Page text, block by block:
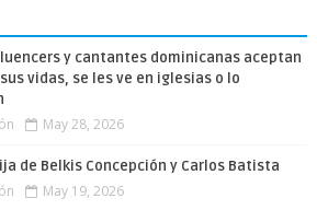
y cantantes dominicanas aceptan
vidas, se les ve en iglesias o lo
May 28, 2026
de Belkis Concepción y Carlos Batista
May 19, 2026